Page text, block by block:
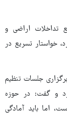
تداخلات اراضی و
خواستار تسریع در
جلسات تنظیم
و گفت: در حوزه
اما باید آمادگی